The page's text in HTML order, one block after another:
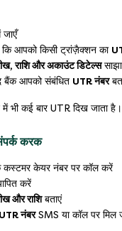
जाएँ
कि आपको किसी ट्रांज़ैक्शन का
राशि और अकाउंट डिटेल्स
बैंक आपको संबंधित UTR नंबर
भी कई बार UTR दिख जाता है।
करक
कस्टमर केयर नंबर पर कॉल करें
करें
और राशिबताएं
UTR नंबरSMS या कॉल पर मिल